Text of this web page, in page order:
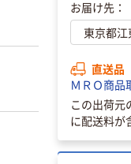
お届け先：
直送品
ＭＲＯ商品
この出荷元
に配送料が